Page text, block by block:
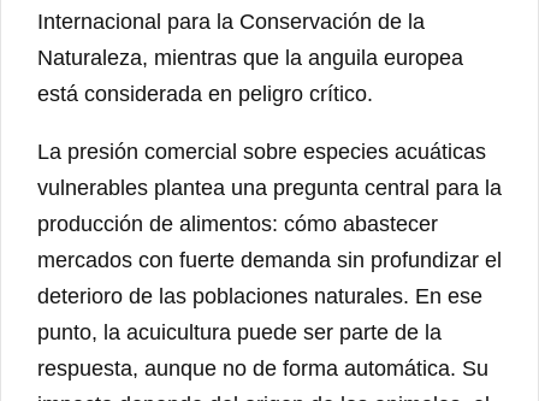
Internacional para la Conservación de la
Naturaleza, mientras que la anguila europea
está considerada en peligro crítico.
La presión comercial sobre especies acuáticas
vulnerables plantea una pregunta central para la
producción de alimentos: cómo abastecer
mercados con fuerte demanda sin profundizar el
deterioro de las poblaciones naturales. En ese
punto, la acuicultura puede ser parte de la
respuesta, aunque no de forma automática. Su